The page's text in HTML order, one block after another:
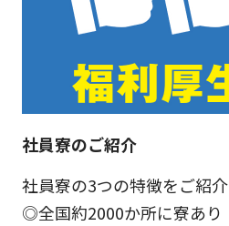
社員寮のご紹介
社員寮の3つの特徴をご紹介
◎全国約2000か所に寮あり